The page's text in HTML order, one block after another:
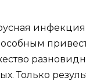
Только